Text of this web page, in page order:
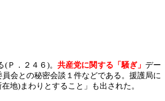
(Ｐ．２４６)。共産党に関する「騒ぎ」 デー
会との秘密会談１件などである。援護局に
在地)まわりとすること」も出された。